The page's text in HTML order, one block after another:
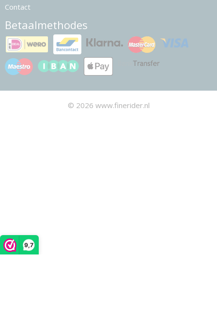
9,7
Contact
Betaalmethodes
© 2026 www.finerider.nl